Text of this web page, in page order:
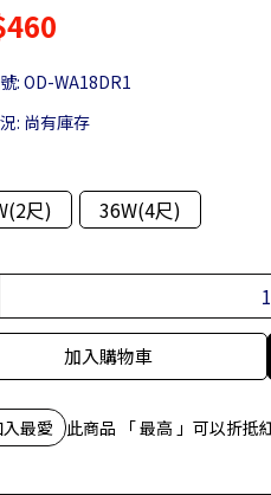
:OD-WA18DR1
: 尚有庫存
尺)
36W(4尺)
加入購物車
入最愛 此商品 「 最高 」可以折抵